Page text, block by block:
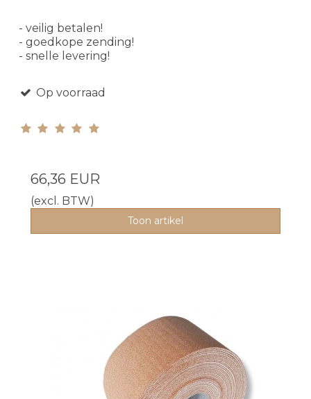
- veilig betalen!
- goedkope zending!
- snelle levering!
Op voorraad
66,36 EUR
(excl. BTW)
Toon artikel